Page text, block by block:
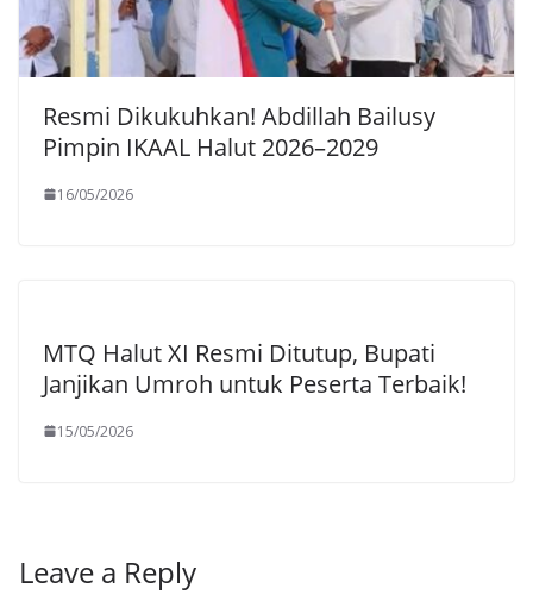
Resmi Dikukuhkan! Abdillah Bailusy
Pimpin IKAAL Halut 2026–2029
16/05/2026
MTQ Halut XI Resmi Ditutup, Bupati
Janjikan Umroh untuk Peserta Terbaik!
15/05/2026
Leave a Reply